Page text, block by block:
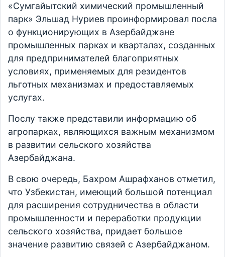
«Сумгайытский химический промышленный
парк» Эльшад Нуриев проинформировал посла
о функционирующих в Азербайджане
промышленных парках и кварталах, созданных
для предпринимателей благоприятных
условиях, применяемых для резидентов
льготных механизмах и предоставляемых
услугах.
Послу также представили информацию об
агропарках, являющихся важным механизмом
в развитии сельского хозяйства
Азербайджана.
В свою очередь, Бахром Ашрафханов отметил,
что Узбекистан, имеющий большой потенциал
для расширения сотрудничества в области
промышленности и переработки продукции
сельского хозяйства, придает большое
значение развитию связей с Азербайджаном.